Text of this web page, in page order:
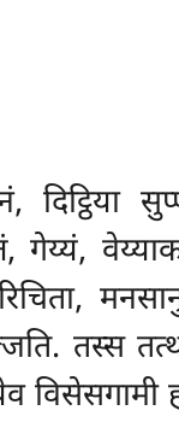
गेय्यं,
तस्स
विसेसगामी